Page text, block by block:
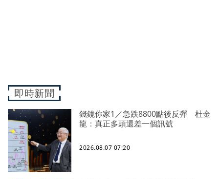
即時新聞
錢鏡你家1／急跌8800點後反彈 杜金
龍：真正多頭還差一個訊號
2026.08.07 07:20